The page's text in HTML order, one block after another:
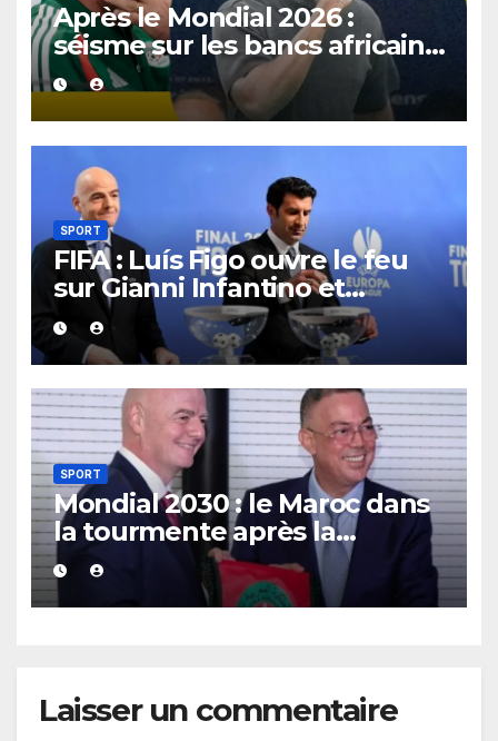
Après le Mondial 2026 :
séisme sur les bancs africains,
7 sélectionneurs sur 10
quittent déjà leur poste.
SPORT
FIFA : Luís Figo ouvre le feu
sur Gianni Infantino et
réclame un nouveau patron à
la tête de l’instance
mondiale.
SPORT
Mondial 2030 : le Maroc dans
la tourmente après la
demande de retrait formulée
par un parti écologiste
portugais.
Laisser un commentaire